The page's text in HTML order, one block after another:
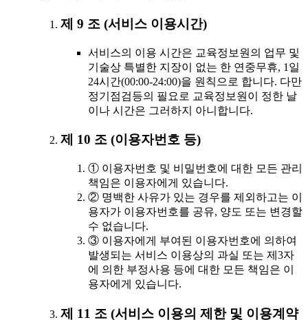
제 9 조 (서비스 이용시간)
서비스의 이용 시간은 교육정보원의 업무 및
기술상 특별한 지장이 없는 한 연중무휴, 1일
24시간(00:00-24:00)을 원칙으로 합니다. 다만
정기점검등의 필요로 교육정보원이 정한 날
이나 시간은 그러하지 아니합니다.
제 10 조 (이용자번호 등)
① 이용자번호 및 비밀번호에 대한 모든 관리
책임은 이용자에게 있습니다.
② 명백한 사유가 있는 경우를 제외하고는 이
용자가 이용자번호를 공유, 양도 또는 변경할
수 없습니다.
③ 이용자에게 부여된 이용자번호에 의하여
발생되는 서비스 이용상의 과실 또는 제3자
에 의한 부정사용 등에 대한 모든 책임은 이
용자에게 있습니다.
제 11 조 (서비스 이용의 제한 및 이용계약